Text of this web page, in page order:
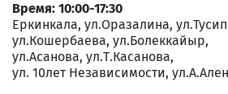
Время: 10:00-17:30
Еркинкала, ул.Оразалина,
ул.Кошербаева, ул.Болеккайыр,
ул.Асанова, ул.Т.Касанова,
ул. 10лет Независимости,